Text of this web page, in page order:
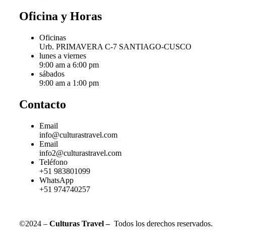
Oficina y Horas
Oficinas
Urb. PRIMAVERA C-7 SANTIAGO-CUSCO
lunes a viernes
9:00 am a 6:00 pm
sábados
9:00 am a 1:00 pm
Contacto
Email
info@culturastravel.com
Email
info2@culturastravel.com
Teléfono
+51 983801099
WhatsApp
+51 974740257
©2024 – Culturas Travel – Todos los derechos reservados.